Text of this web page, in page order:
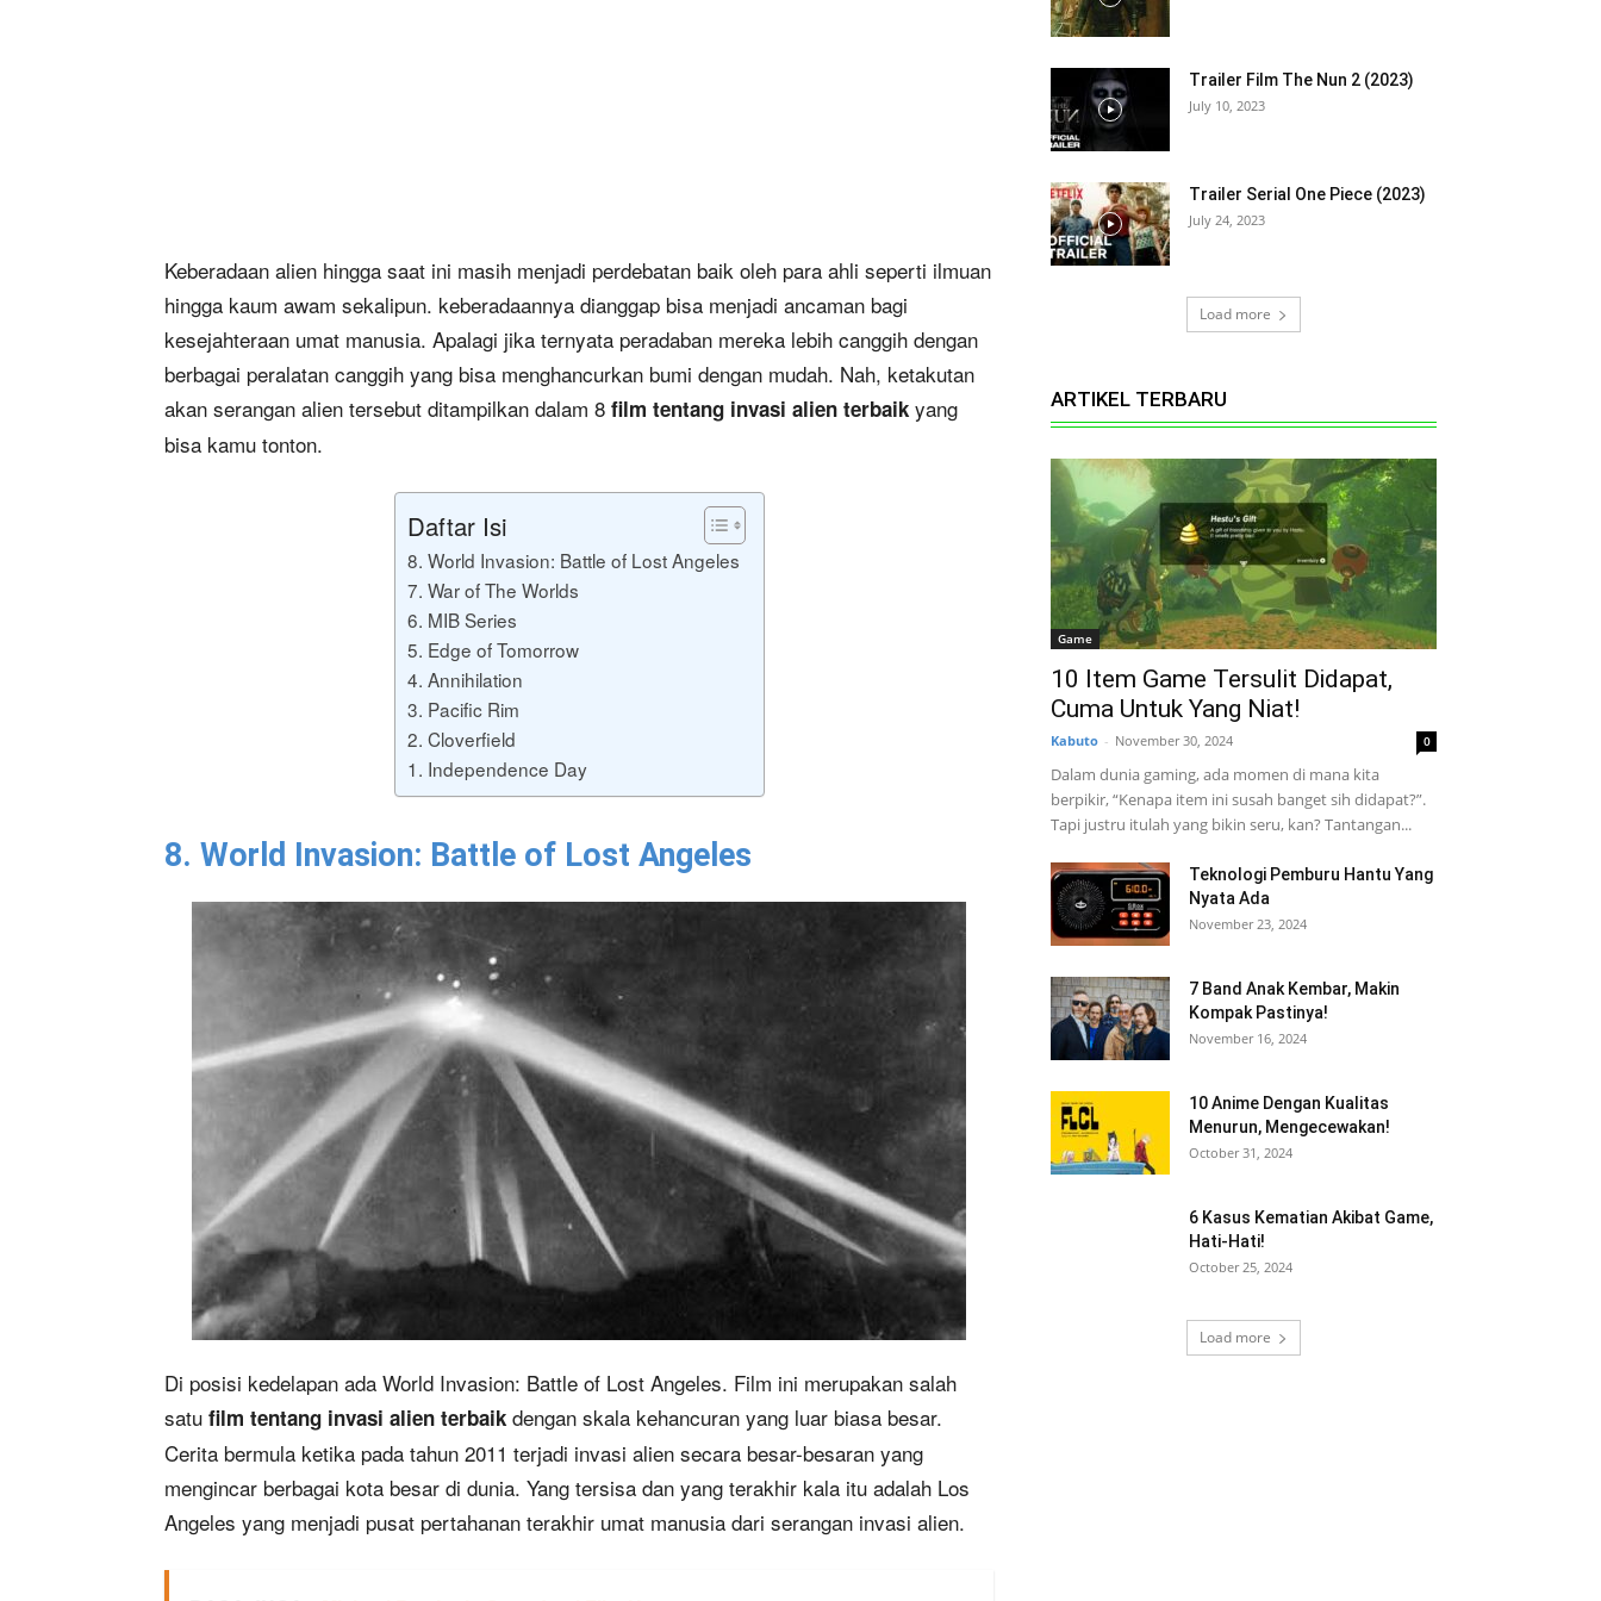
Keberadaan alien hingga saat ini masih menjadi perdebatan baik oleh para ahli seperti ilmuan
hingga kaum awam sekalipun. keberadaannya dianggap bisa menjadi ancaman bagi
kesejahteraan umat manusia. Apalagi jika ternyata peradaban mereka lebih canggih dengan
berbagai peralatan canggih yang bisa menghancurkan bumi dengan mudah. Nah, ketakutan
akan serangan alien tersebut ditampilkan dalam 8 film tentang invasi alien terbaik yang
bisa kamu tonton.
Daftar Isi
8. World Invasion: Battle of Lost Angeles
7. War of The Worlds
6. MIB Series
5. Edge of Tomorrow
4. Annihilation
3. Pacific Rim
2. Cloverfield
1. Independence Day
8. World Invasion: Battle of Lost Angeles
Di posisi kedelapan ada World Invasion: Battle of Lost Angeles. Film ini merupakan salah
satu film tentang invasi alien terbaik dengan skala kehancuran yang luar biasa besar.
Cerita bermula ketika pada tahun 2011 terjadi invasi alien secara besar-besaran yang
mengincar berbagai kota besar di dunia. Yang tersisa dan yang terakhir kala itu adalah Los
Angeles yang menjadi pusat pertahanan terakhir umat manusia dari serangan invasi alien.
Trailer Film The Nun 2 (2023)
July 10, 2023
Trailer Serial One Piece (2023)
July 24, 2023
Load more
ARTIKEL TERBARU
Game
10 Item Game Tersulit Didapat,
Cuma Untuk Yang Niat!
Kabuto - November 30, 2024 0
Dalam dunia gaming, ada momen di mana kita
berpikir, “Kenapa item ini susah banget sih didapat?”.
Tapi justru itulah yang bikin seru, kan? Tantangan...
Teknologi Pemburu Hantu Yang
Nyata Ada
November 23, 2024
7 Band Anak Kembar, Makin
Kompak Pastinya!
November 16, 2024
10 Anime Dengan Kualitas
Menurun, Mengecewakan!
October 31, 2024
6 Kasus Kematian Akibat Game,
Hati-Hati!
October 25, 2024
Load more